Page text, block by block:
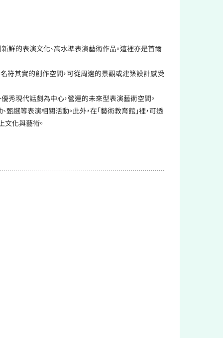
鮮的表演文化、高水準表演藝術作品。這裡亦是首爾
符其實的創作空間，可從周邊的景觀或建築設計感受
秀現代話劇為中心，營運的未來型表演藝術空間。
選等表演相關活動。此外，在「藝術教育館」裡，可透
文化與藝術。